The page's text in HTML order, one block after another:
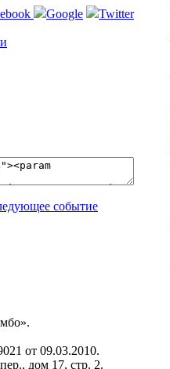
Google Twitter
событие
от 09.03.2010.
дом 17, стр. 2.